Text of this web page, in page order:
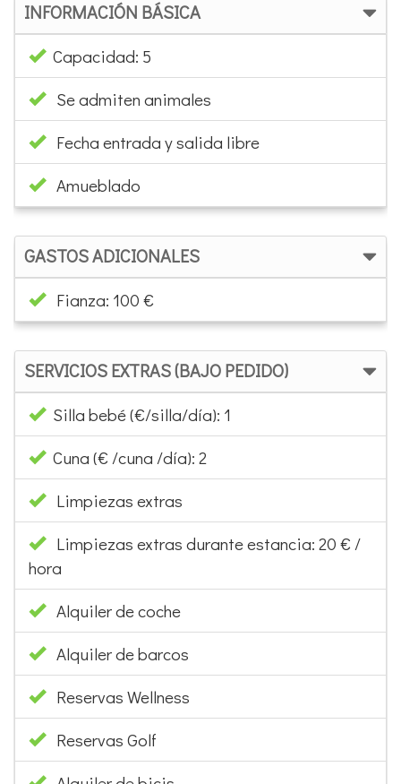
INFORMACIÓN BÁSICA
Capacidad: 5
Se admiten animales
Fecha entrada y salida libre
Amueblado
GASTOS ADICIONALES
Fianza: 100 €
SERVICIOS EXTRAS (BAJO PEDIDO)
Silla bebé (€/silla/día): 1
Cuna (€ /cuna /día): 2
Limpiezas extras
Limpiezas extras durante estancia: 20 € /
hora
Alquiler de coche
Alquiler de barcos
Reservas Wellness
Reservas Golf